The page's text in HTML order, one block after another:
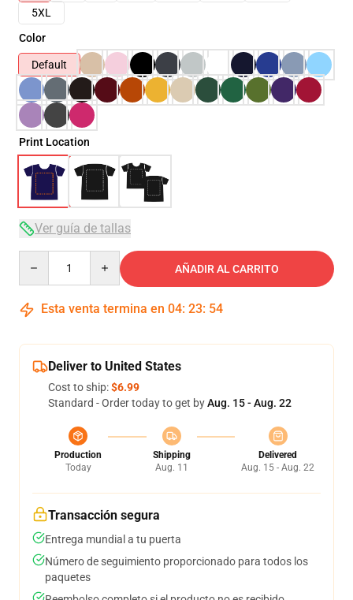
5XL
Color
Default
Print Location
Ver guía de tallas
AÑADIR AL CARRITO
Esta venta termina en 04: 23: 54
Deliver to United States
Cost to ship:$6.99
Standard - Order today to get byAug. 15 - Aug. 22
Production
Today
Shipping
Aug. 11
Delivered
Aug. 15 - Aug. 22
Transacción segura
Entrega mundial a tu puerta
Número de seguimiento proporcionado para todos los
paquetes